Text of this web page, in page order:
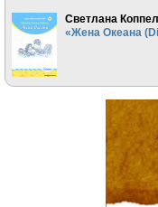
Светлана
«Жена Океана